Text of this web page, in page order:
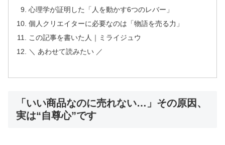
心理学が証明した「人を動かす6つのレバー」
個人クリエイターに必要なのは「物語を売る力」
この記事を書いた人｜ミライジュウ
＼ あわせて読みたい ／
「いい商品なのに売れない…」その原因、
実は“自尊心”です